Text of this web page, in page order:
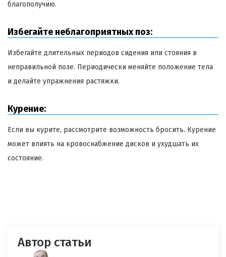
благополучию.
Избегайте неблагоприятных поз:
Избегайте длительных периодов сидения или стояния в
неправильной позе. Периодически меняйте положение тела
и делайте упражнения растяжки.
Курение:
Если вы курите, рассмотрите возможность бросить. Курение
может влиять на кровоснабжение дисков и ухудшать их
состояние.
Автор статьи